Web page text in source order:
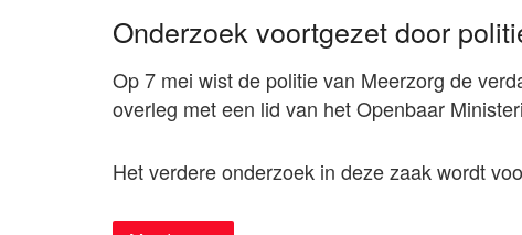
Onderzoek voortgezet door
Op 7 mei wist de politie van Meerzorg de
overleg met een lid van het Openbaar
Het verdere onderzoek in deze zaak wordt